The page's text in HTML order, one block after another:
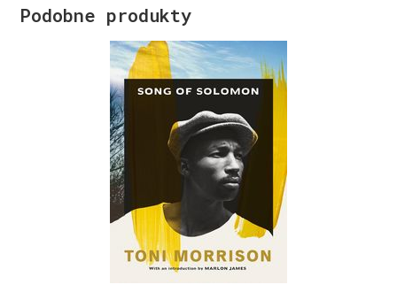
Podobne produkty